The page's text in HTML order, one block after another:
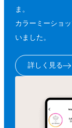
ま。
カラーミーショ
いました。
詳しく見る